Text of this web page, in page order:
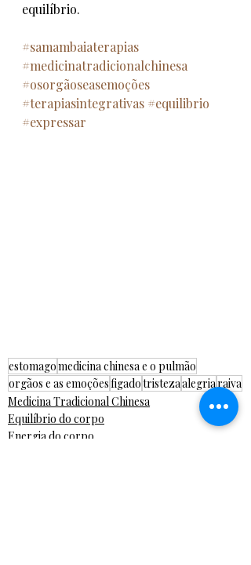
equilíbrio.
#samambaiaterapias
#medicinatradicionalchinesa
#osorgãoseasemoções
#terapiasintegrativas #equilibrio
#expressar
estomagomedicina chinesa e o pulmão
orgãos e as emoçõesfigadotristezaalegriaraiva
Medicina Tradicional Chinesa
Equilíbrio do corpo
Energia do corpo